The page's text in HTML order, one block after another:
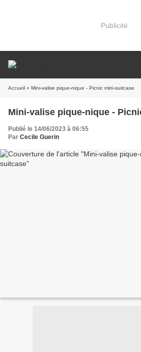
Publicité
Accueil » Mini-valise pique-nique - Picnic mini-suitcase
Mini-valise pique-nique -
Publié le 14/06/2023 à 06:55
Par Cecile Guerin